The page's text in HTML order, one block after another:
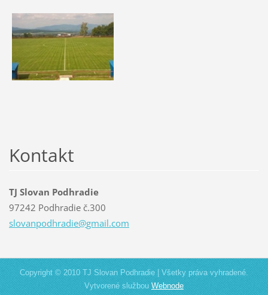
Kontakt
TJ Slovan Podhradie
97242 Podhradie č.300
slovanpodhradie@gmail.com
Copyright © 2010 TJ Slovan Podhradie | Všetky práva vyhradené.
Vytvorené službouWebnode